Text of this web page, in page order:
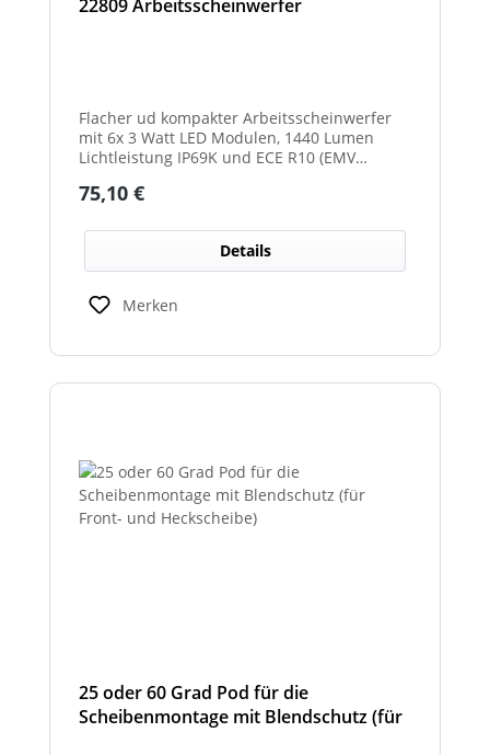
22809 Arbeitsscheinwerfer
Flacher ud kompakter Arbeitsscheinwerfer
mit 6x 3 Watt LED Modulen, 1440 Lumen
Lichtleistung IP69K und ECE R10 (EMV
Scheinwerfer auch über eine ECE R23
Rückfahrscheinwerfer im Geltungsbereich
der StVO zugelassen.
Regulärer Preis:
75,10 €
Details
Merken
25 oder 60 Grad Pod für die
Scheibenmontage mit Blendschutz (für